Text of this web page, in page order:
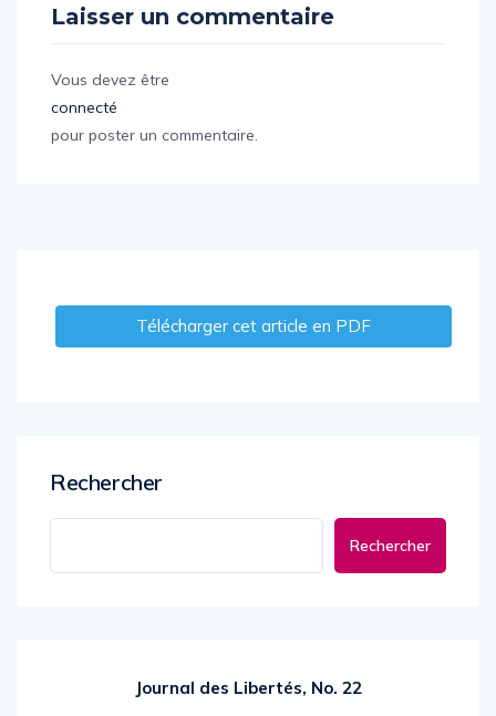
Laisser un commentaire
Vous devez être
connecté
pour poster un commentaire.
Télécharger cet article en PDF
Rechercher
Rechercher
Journal des Libertés, No. 22